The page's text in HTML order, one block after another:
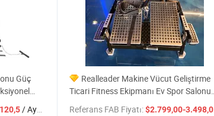
Güç
/ Ayarla
Realleader Makine Vücut Geliştirme
Ticari Fitness Ekipmanı Ev Spor Salonu
Fabrika Fiyatı
Referans FAB Fiyatı:$2.799,00-3.498,00